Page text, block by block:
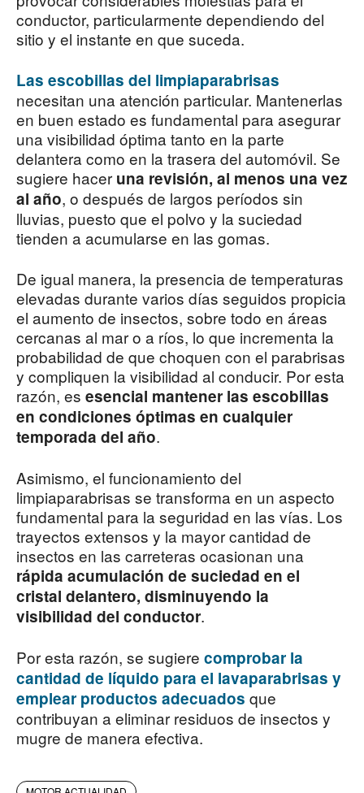
conductor, particularmente dependiendo del
sitio y el instante en que suceda.
Las escobillas del limpiaparabrisas
necesitan una atención particular. Mantenerlas
en buen estado es fundamental para asegurar
una visibilidad óptima tanto en la parte
delantera como en la trasera del automóvil. Se
sugiere hacer una revisión, al menos una vez
al año, o después de largos períodos sin
lluvias, puesto que el polvo y la suciedad
tienden a acumularse en las gomas.
De igual manera, la presencia de temperaturas
elevadas durante varios días seguidos propicia
el aumento de insectos, sobre todo en áreas
cercanas al mar o a ríos, lo que incrementa la
probabilidad de que choquen con el parabrisas
y compliquen la visibilidad al conducir. Por esta
razón, es esencial mantener las escobillas
en condiciones óptimas en cualquier
temporada del año.
Asimismo, el funcionamiento del
limpiaparabrisas se transforma en un aspecto
fundamental para la seguridad en las vías. Los
trayectos extensos y la mayor cantidad de
insectos en las carreteras ocasionan una
rápida acumulación de suciedad en el
cristal delantero, disminuyendo la
visibilidad del conductor.
Por esta razón, se sugiere comprobar la
cantidad de líquido para el lavaparabrisas y
emplear productos adecuados que
contribuyan a eliminar residuos de insectos y
mugre de manera efectiva.